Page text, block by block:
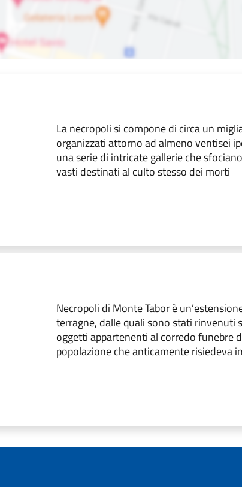
La necropoli si compone di circa un
organizzati attorno ad almeno ventisei
una serie di intricate gallerie che
vasti destinati al culto stesso dei morti
Necropoli di Monte Tabor è
terragne, dalle quali sono stati rinvenuti
oggetti appartenenti al corredo funebre
popolazione che anticamente risiedeva